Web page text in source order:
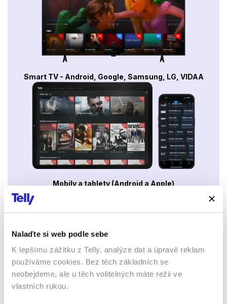
Nalaďte si web podle sebe
K lepšímu zážitku z Telly, analýze dat a úpravě reklam
používáme cookies. Bez těch základních se
neobejdeme, ale u těch volitelných máte režii ve
vlastních rukou.
Smart TV - Android, Google, Samsung, LG, VIDAA
Mobily a tablety (Android a Apple)